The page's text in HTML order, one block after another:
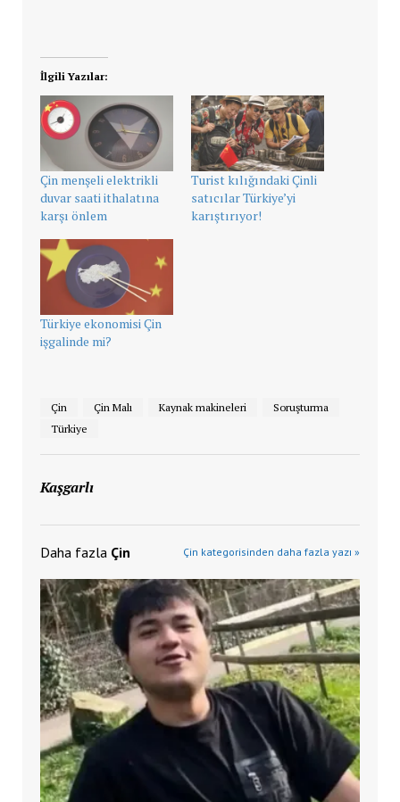
İlgili Yazılar:
Çin menşeli elektrikli
duvar saati ithalatına
karşı önlem
Turist kılığındaki Çinli
satıcılar Türkiye’yi
karıştırıyor!
Türkiye ekonomisi Çin
işgalinde mi?
Çin Çin Malı Kaynak makineleri
Soruşturma
Türkiye
Kaşgarlı
Daha fazla Çin Çin kategorisinden daha fazla yazı »